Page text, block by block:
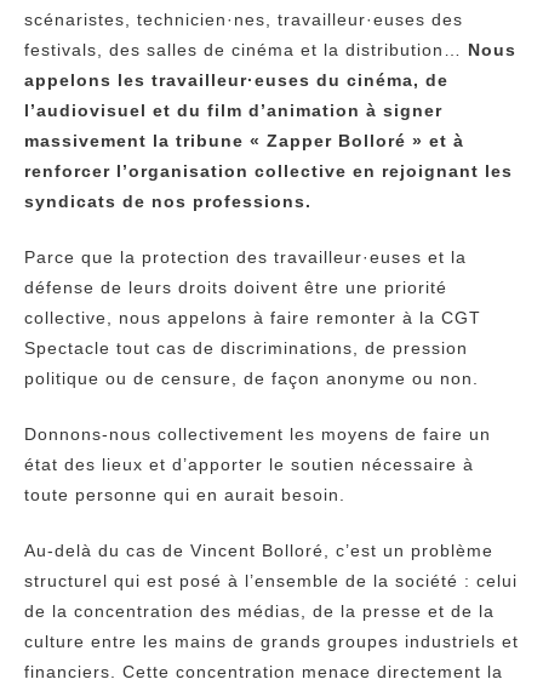
scénaristes, technicien·nes, travailleur·euses des
festivals, des salles de cinéma et la distribution… Nous
appelons les travailleur·euses du cinéma, de
l’audiovisuel et du film d’animation à signer
massivement la tribune « Zapper Bolloré » et à
renforcer l’organisation collective en rejoignant les
syndicats de nos professions.
Parce que la protection des travailleur·euses et la
défense de leurs droits doivent être une priorité
collective, nous appelons à faire remonter à la CGT
Spectacle tout cas de discriminations, de pression
politique ou de censure, de façon anonyme ou non.
Donnons-nous collectivement les moyens de faire un
état des lieux et d’apporter le soutien nécessaire à
toute personne qui en aurait besoin.
Au-delà du cas de Vincent Bolloré, c’est un problème
structurel qui est posé à l’ensemble de la société : celui
de la concentration des médias, de la presse et de la
culture entre les mains de grands groupes industriels et
financiers. Cette concentration menace directement la